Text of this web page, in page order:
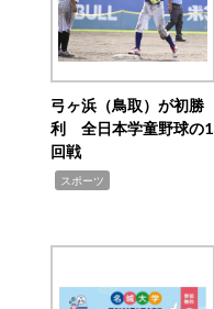
弓ヶ浜（鳥取）が初勝
利 全日本学童野球の1
回戦
スポーツ